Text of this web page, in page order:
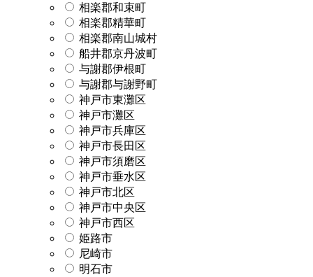
相楽郡和束町
相楽郡精華町
相楽郡南山城村
船井郡京丹波町
与謝郡伊根町
与謝郡与謝野町
神戸市東灘区
神戸市灘区
神戸市兵庫区
神戸市長田区
神戸市須磨区
神戸市垂水区
神戸市北区
神戸市中央区
神戸市西区
姫路市
尼崎市
明石市